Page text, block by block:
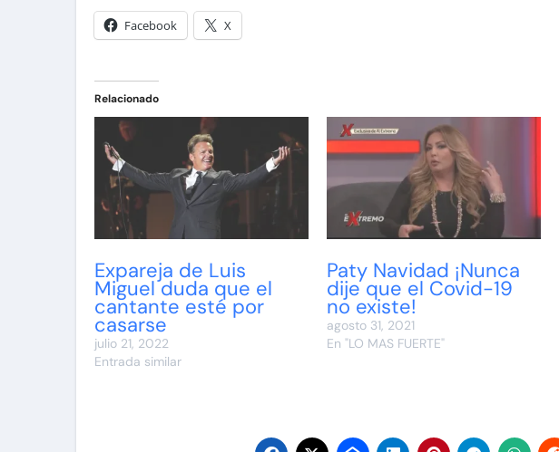
Facebook X
Relacionado
Expareja de Luis
Miguel duda que el
cantante esté por
casarse
julio 21, 2022
Entrada similar
Paty Navidad ¡Nunca
dije que el Covid-19
no existe!
agosto 31, 2021
En "LO MAS FUERTE"